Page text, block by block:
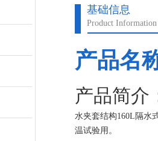
基础信息
Product Information
产品名
产品简介
水夹套结构160L隔水
温试验用。